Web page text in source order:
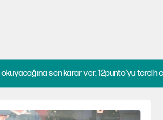
sen karar ver. 12punto'yu tercih